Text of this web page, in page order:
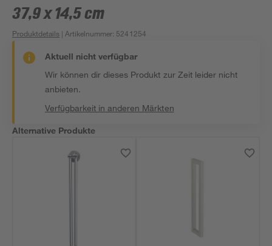
37,9 x 14,5 cm
Produktdetails | Artikelnummer: 5241254
Aktuell nicht verfügbar
Wir können dir dieses Produkt zur Zeit leider nicht
anbieten.
Verfügbarkeit in anderen Märkten
Alternative Produkte